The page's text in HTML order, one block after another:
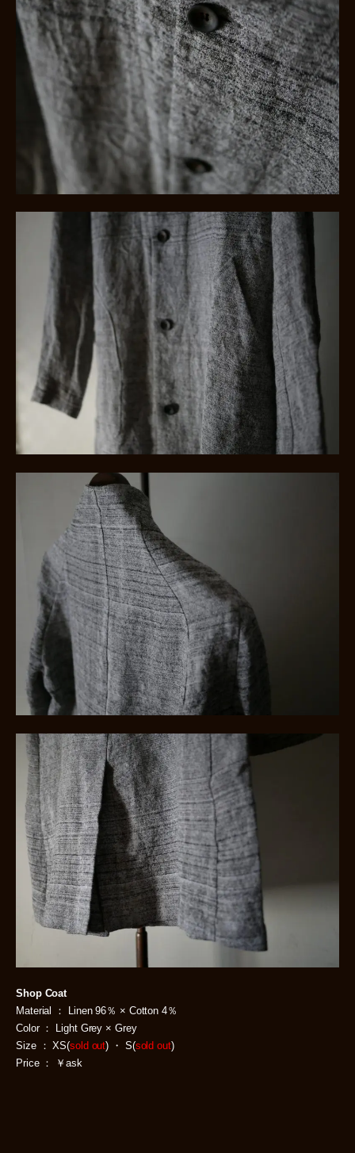
Shop Coat
Material ： Linen 96％ × Cotton 4％
Color ： Light Grey × Grey
Size ： XS(sold out) ・ S(sold out)
Price ： ￥ask